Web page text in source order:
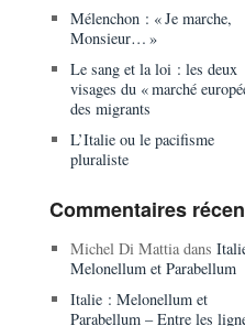
Mélenchon : « Je marche,
Monsieur… »
Le sang et la loi : les deux
visages du « marché
des migrants
L’Italie ou le pacifisme
pluraliste
Commentaires
Michel Di Mattiadans
Melonellum et Parabellum
Italie : Melonellum et
Parabellum – Entre les